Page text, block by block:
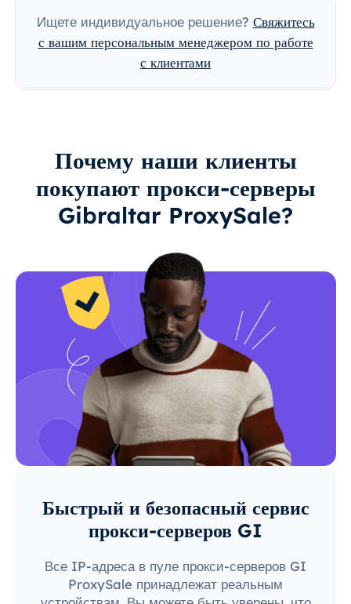
Ищете индивидуальное решение? Свяжитесь
с вашим персональным менеджером по работе
с клиентами
Почему наши клиенты
покупают прокси-серверы
Gibraltar ProxySale?
Быстрый и безопасный сервис
прокси-серверов GI
Все IP-адреса в пуле прокси-серверов GI
ProxySale принадлежат реальным